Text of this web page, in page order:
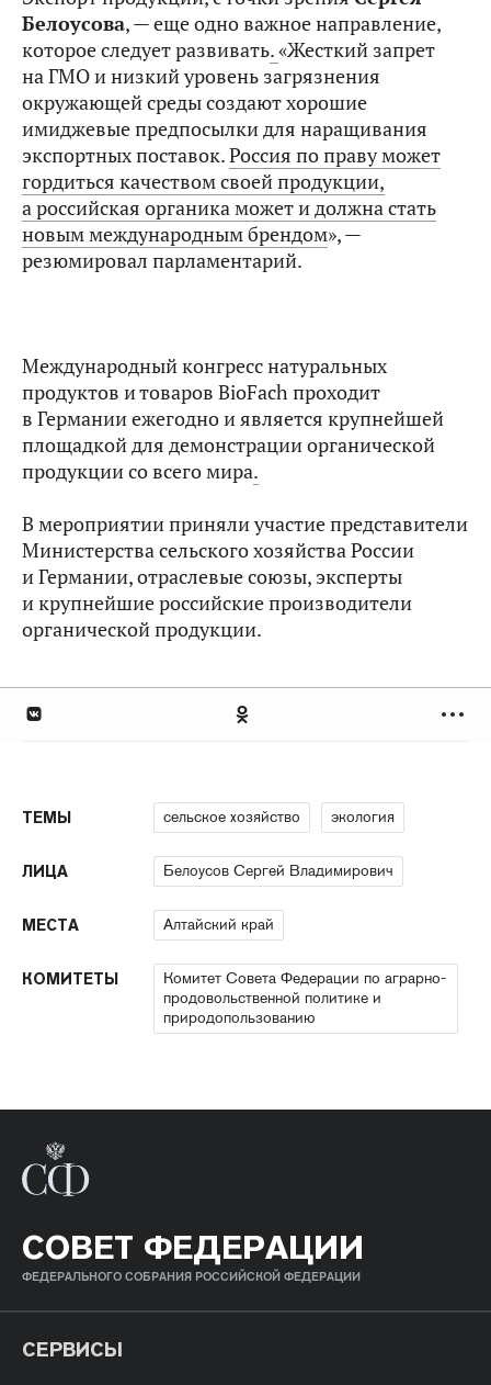
Белоусова, — еще одно важное направление,
которое следует развивать.«Жесткий запрет
на ГМО и низкий уровень загрязнения
окружающей среды создают хорошие
имиджевые предпосылки для наращивания
экспортных поставок.Россия по праву может
гордиться качеством своей продукции,
а российская органика может и должна стать
новым международным брендом», —
резюмировал парламентарий.
Международный конгресс натуральных
продуктов и товаров BioFach проходит
в Германии ежегодно и является крупнейшей
площадкой для демонстрации органической
продукции со всего мира.
В мероприятии приняли участие представители
Министерства сельского хозяйства России
и Германии, отраслевые союзы, эксперты
и крупнейшие российские производители
органической продукции.
ТЕМЫ сельское хозяйство экология
ЛИЦА Белоусов Сергей Владимирович
МЕСТА Алтайский край
КОМИТЕТЫ
Комитет Совета Федерации по аграрно-
продовольственной политике и
природопользованию
СОВЕТ ФЕДЕРАЦИИ
ФЕДЕРАЛЬНОГО СОБРАНИЯ РОССИЙСКОЙ ФЕДЕРАЦИИ
СЕРВИСЫ